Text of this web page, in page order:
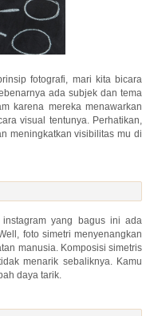
fotografi, mari kita bicara
ada subjek dan tema
karena mereka menawarkan
visual tentunya. Perhatikan,
meningkatkan visibilitas mu di
yang bagus ini ada
foto simetri menyenangkan
manusia. Komposisi simetris
menarik sebaliknya. Kamu
daya tarik.